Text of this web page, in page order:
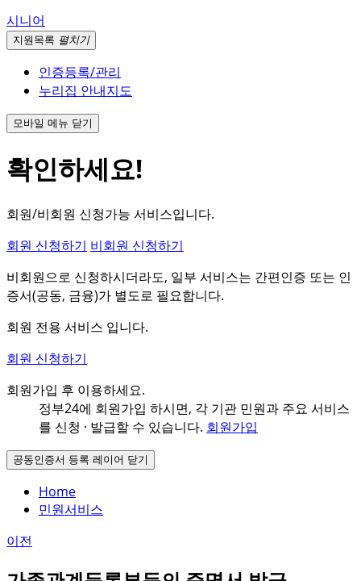
시니어
지원 목록 펼치기
인증등록/관리
누리집 안내지도
모바일 메뉴 닫기
확인하세요!
회원/비회원 신청가능 서비스입니다.
회원 신청하기 비회원 신청하기
비회원으로 신청하시더라도, 일부 서비스는 간편인증 또는 인
증서(공동, 금융)가 별도로 필요합니다.
회원 전용 서비스 입니다.
회원 신청하기
회원가입 후 이용하세요.
정부24에 회원가입 하시면, 각 기관 민원과 주요 서비스
를 신청 · 발급할 수 있습니다. 회원가입
공동인증서 등록 레이어 닫기
Home
민원서비스
이전